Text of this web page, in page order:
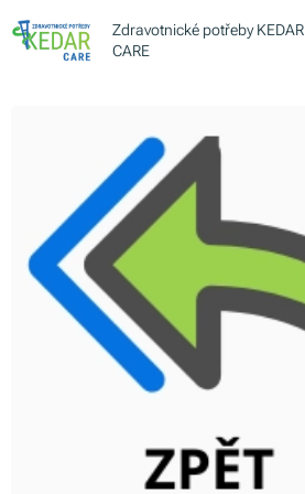
Zdravotnické potřeby KEDAR
CARE